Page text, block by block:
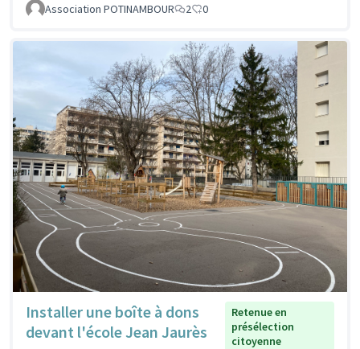
Association POTINAMBOUR 2 0
Installer une boîte à dons
devant l'école Jean Jaurès
Retenue en
présélection
citoyenne